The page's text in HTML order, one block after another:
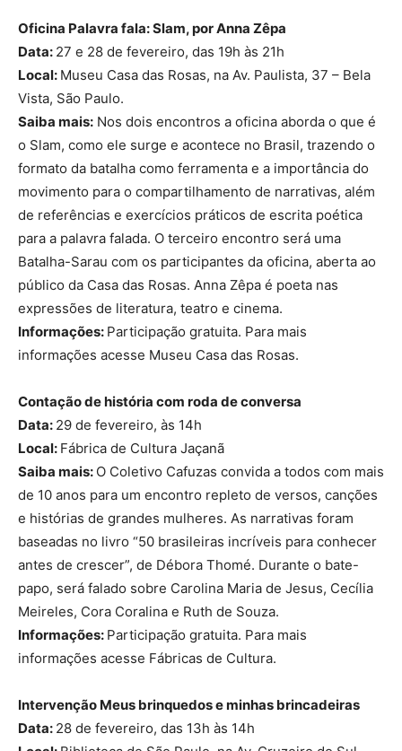
Oficina Palavra fala: Slam, por Anna Zêpa
Data: 27 e 28 de fevereiro, das 19h às 21h
Local: Museu Casa das Rosas, na Av. Paulista, 37 – Bela
Vista, São Paulo.
Saiba mais: Nos dois encontros a oficina aborda o que é
o Slam, como ele surge e acontece no Brasil, trazendo o
formato da batalha como ferramenta e a importância do
movimento para o compartilhamento de narrativas, além
de referências e exercícios práticos de escrita poética
para a palavra falada. O terceiro encontro será uma
Batalha-Sarau com os participantes da oficina, aberta ao
público da Casa das Rosas. Anna Zêpa é poeta nas
expressões de literatura, teatro e cinema.
Informações: Participação gratuita. Para mais
informações acesse Museu Casa das Rosas.
Contação de história com roda de conversa
Data: 29 de fevereiro, às 14h
Local: Fábrica de Cultura Jaçanã
Saiba mais: O Coletivo Cafuzas convida a todos com mais
de 10 anos para um encontro repleto de versos, canções
e histórias de grandes mulheres. As narrativas foram
baseadas no livro “50 brasileiras incríveis para conhecer
antes de crescer”, de Débora Thomé. Durante o bate-
papo, será falado sobre Carolina Maria de Jesus, Cecília
Meireles, Cora Coralina e Ruth de Souza.
Informações: Participação gratuita. Para mais
informações acesse Fábricas de Cultura.
Intervenção Meus brinquedos e minhas brincadeiras
Data: 28 de fevereiro, das 13h às 14h